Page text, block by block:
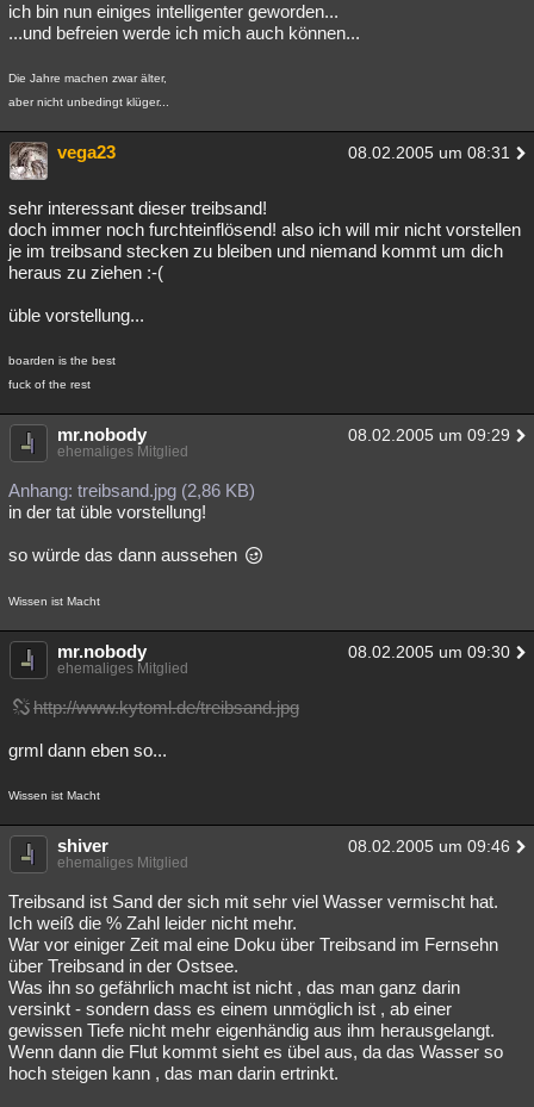
ich bin nun einiges intelligenter geworden...
...und befreien werde ich mich auch können...
Die Jahre machen zwar älter,
aber nicht unbedingt klüger...
vega23 08.02.2005 um 08:31
sehr interessant dieser treibsand!
doch immer noch furchteinflösend! also ich will mir nicht vorstellen
je im treibsand stecken zu bleiben und niemand kommt um dich
heraus zu ziehen :-(
üble vorstellung...
boarden is the best
fuck of the rest
mr.nobody 08.02.2005 um 09:29
ehemaliges Mitglied
Anhang: treibsand.jpg (2,86 KB)
in der tat üble vorstellung!
so würde das dann aussehen
Wissen ist Macht
mr.nobody 08.02.2005 um 09:30
ehemaliges Mitglied
http://www.kytoml.de/treibsand.jpg
grml dann eben so...
Wissen ist Macht
shiver 08.02.2005 um 09:46
ehemaliges Mitglied
Treibsand ist Sand der sich mit sehr viel Wasser vermischt hat.
Ich weiß die % Zahl leider nicht mehr.
War vor einiger Zeit mal eine Doku über Treibsand im Fernsehn
über Treibsand in der Ostsee.
Was ihn so gefährlich macht ist nicht , das man ganz darin
versinkt - sondern dass es einem unmöglich ist , ab einer
gewissen Tiefe nicht mehr eigenhändig aus ihm herausgelangt.
Wenn dann die Flut kommt sieht es übel aus, da das Wasser so
hoch steigen kann , das man darin ertrinkt.